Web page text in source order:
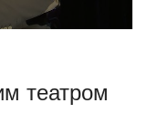
театром